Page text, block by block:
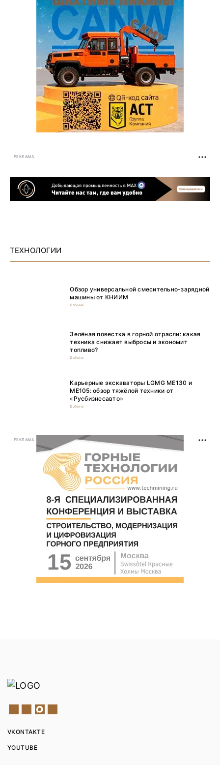
РЕКЛАМА
ТЕХНОЛОГИИ
Обзор универсальной смесительно-зарядной
машины от КНИИМ
Добыча
Зелёная повестка в горной отрасли: какая
техника снижает выбросы и экономит
топливо?
Добыча
Карьерные экскаваторы LGMG ME130 и
ME105: обзор тяжёлой техники от
«Русбизнесавто»
Добыча
РЕКЛАМА
VKONTAKTE
YOUTUBE